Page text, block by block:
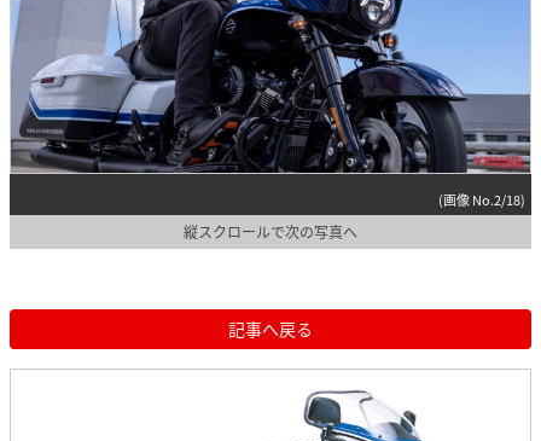
(画像 No.2/18)
縦スクロールで次の写真へ
記事へ戻る